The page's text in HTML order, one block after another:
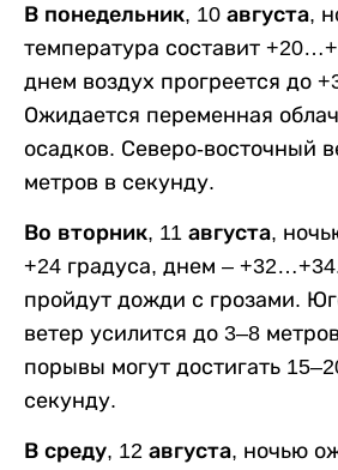
В понедельник, 10 августа,
температура составит
днем воздух прогреется до
Ожидается переменная
осадков. Северо-восточный
метров в секунду.
Во вторник, 11 августа,
+24 градуса, днем –
пройдут дожди с грозами.
ветер усилится до 3–8
порывы могут достигать
секунду.
В среду, 12 августа, ночью